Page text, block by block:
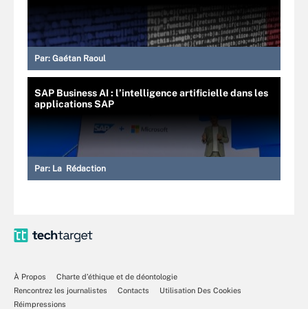
Par: Gaétan Raoul
SAP Business AI : l’intelligence artificielle dans les
applications SAP
Par: La Rédaction
À Propos
Charte d’éthique et de déontologie
Rencontrez les journalistes
Contacts
Utilisation Des Cookies
Réimpressions